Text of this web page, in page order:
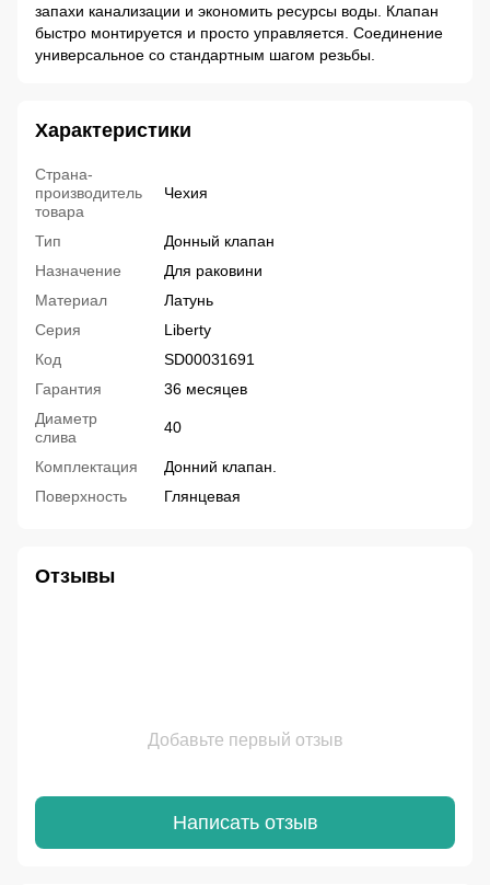
запахи канализации и экономить ресурсы воды. Клапан
быстро монтируется и просто управляется. Соединение
универсальное со стандартным шагом резьбы.
Характеристики
Страна-
производитель
товара
Чехия
Тип
Донный клапан
Назначение
Для раковини
Материал
Латунь
Серия
Liberty
Код
SD00031691
Гарантия
36 месяцев
Диаметр
слива
40
Комплектация
Донний клапан.
Поверхность
Глянцевая
Отзывы
Добавьте первый отзыв
Написать отзыв